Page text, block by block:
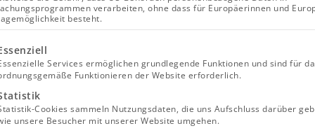
verarbeiten, ohne dass für Europäerinnen und
besteht.
eine Liste der Service-Gruppen, für die eine
Services ermöglichen grundlegende Funktionen und sind für
Funktionieren der Website erforderlich.
Cookies sammeln Nutzungsdaten, die uns Aufschluss darüber
unsere Besucher mit unserer Website umgehen.